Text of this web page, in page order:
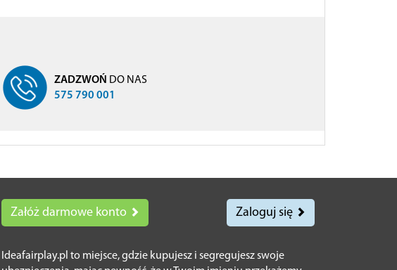
ZADZWOŃ DO NAS
575 790 001
Załóż darmowe konto Zaloguj się
Ideafairplay.pl to miejsce, gdzie kupujesz i segregujesz swoje